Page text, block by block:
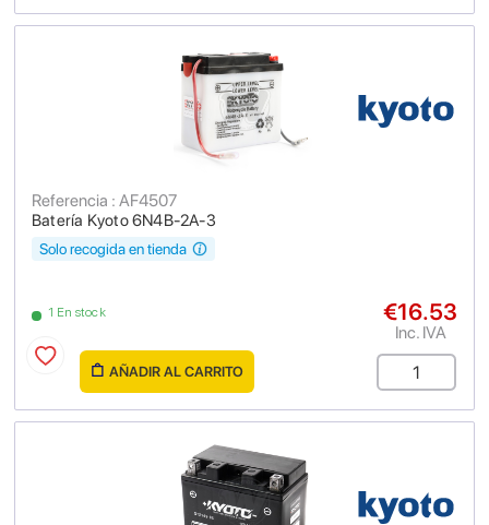
Batería Kyoto 6N4B-2A-3
Referencia : AF4507
1 En stock
Solo recogida en tienda
€16.53
Inc. IVA
AÑADIR AL CARRITO